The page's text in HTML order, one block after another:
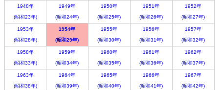
1948年
(昭和23年)
1949年
(昭和24年)
1950年
(昭和25年)
1951年
(昭和26年)
1952年
(昭和27年)
1953年
(昭和28年)
1954年
(昭和29年)
1955年
(昭和30年)
1956年
(昭和31年)
1957年
(昭和32年)
1958年
(昭和33年)
1959年
(昭和34年)
1960年
(昭和35年)
1961年
(昭和36年)
1962年
(昭和37年)
1963年
(昭和38年)
1964年
(昭和39年)
1965年
(昭和40年)
1966年
(昭和41年)
1967年
(昭和42年)